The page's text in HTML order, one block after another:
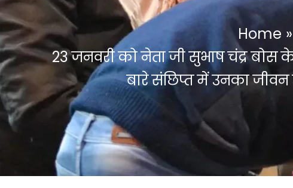
Home
23 जनवरी को नेता जी सुभाष चंद्र बोस
बारे संछिप्त में उनका